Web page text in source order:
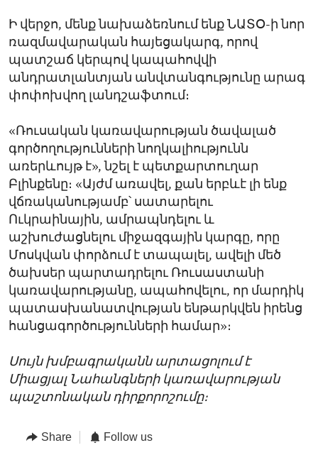
Ի վերջո, մենք նախաձեռնում ենք ՆԱՏՕ-ի նոր
ռազմավարական հայեցակարգ, որով
պատշաճ կերպով կապահովվի
անդրատլանտյան անվտանգությունը արագ
փոփոխվող լանդշաֆտում։
«Ռուսական կառավարության ծավալած
գործողությունների նողկալիությունն
առերևույթ է», նշել է պետքարտուղար
Բլինքենը։ «Այժմ առավել, քան երբևէ լի ենք
վճռականությամբ՝ սատարելու
Ուկրաինային, ամրապնդելու և
աշխուժացնելու միջազգային կարգը, որը
Մոսկվան փորձում է տապալել, ավելի մեծ
ծախսեր պարտադրելու Ռուսաստանի
կառավարությանը, ապահովելու, որ մարդիկ
պատասխանատվության ենթարկվեն իրենց
հանցագործությունների համար»։
Սույն խմբագրականն արտացոլում է
Միացյալ Նահանգների կառավարության
պաշտոնական դիրքորոշումը։
Share Follow us